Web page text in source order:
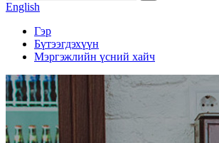
English
Гэр
Бүтээгдэхүүн
Мэргэжлийн үсний хайч